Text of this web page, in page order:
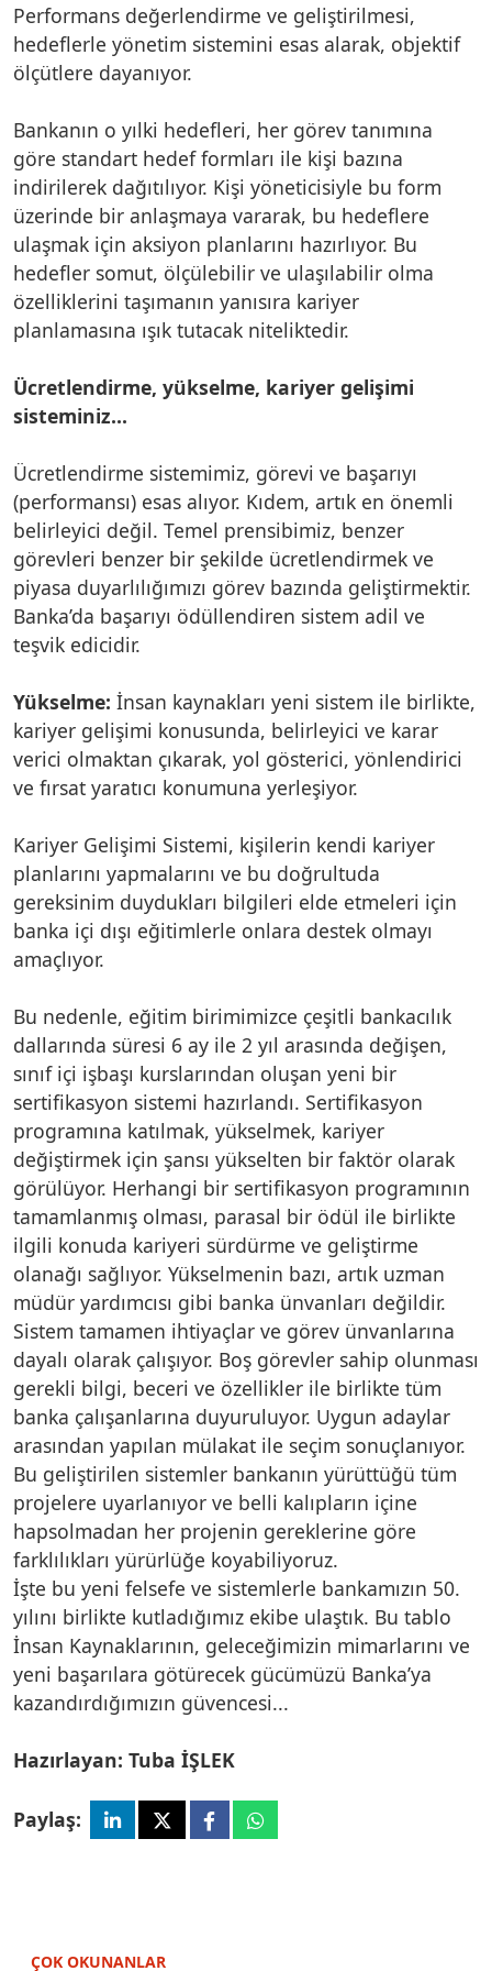
Performans değerlendirme ve geliştirilmesi,
hedeflerle yönetim sistemini esas alarak, objektif
ölçütlere dayanıyor.
Bankanın o yılki hedefleri, her görev tanımına
göre standart hedef formları ile kişi bazına
indirilerek dağıtılıyor. Kişi yöneticisiyle bu form
üzerinde bir anlaşmaya vararak, bu hedeflere
ulaşmak için aksiyon planlarını hazırlıyor. Bu
hedefler somut, ölçülebilir ve ulaşılabilir olma
özelliklerini taşımanın yanısıra kariyer
planlamasına ışık tutacak niteliktedir.
Ücretlendirme, yükselme, kariyer gelişimi
sisteminiz...
Ücretlendirme sistemimiz, görevi ve başarıyı
(performansı) esas alıyor. Kıdem, artık en önemli
belirleyici değil. Temel prensibimiz, benzer
görevleri benzer bir şekilde ücretlendirmek ve
piyasa duyarlılığımızı görev bazında geliştirmektir.
Banka’da başarıyı ödüllendiren sistem adil ve
teşvik edicidir.
Yükselme: İnsan kaynakları yeni sistem ile birlikte,
kariyer gelişimi konusunda, belirleyici ve karar
verici olmaktan çıkarak, yol gösterici, yönlendirici
ve fırsat yaratıcı konumuna yerleşiyor.
Kariyer Gelişimi Sistemi, kişilerin kendi kariyer
planlarını yapmalarını ve bu doğrultuda
gereksinim duydukları bilgileri elde etmeleri için
banka içi dışı eğitimlerle onlara destek olmayı
amaçlıyor.
Bu nedenle, eğitim birimimizce çeşitli bankacılık
dallarında süresi 6 ay ile 2 yıl arasında değişen,
sınıf içi işbaşı kurslarından oluşan yeni bir
sertifikasyon sistemi hazırlandı. Sertifikasyon
programına katılmak, yükselmek, kariyer
değiştirmek için şansı yükselten bir faktör olarak
görülüyor. Herhangi bir sertifikasyon programının
tamamlanmış olması, parasal bir ödül ile birlikte
ilgili konuda kariyeri sürdürme ve geliştirme
olanağı sağlıyor. Yükselmenin bazı, artık uzman
müdür yardımcısı gibi banka ünvanları değildir.
Sistem tamamen ihtiyaçlar ve görev ünvanlarına
dayalı olarak çalışıyor. Boş görevler sahip olunması
gerekli bilgi, beceri ve özellikler ile birlikte tüm
banka çalışanlarına duyuruluyor. Uygun adaylar
arasından yapılan mülakat ile seçim sonuçlanıyor.
Bu geliştirilen sistemler bankanın yürüttüğü tüm
projelere uyarlanıyor ve belli kalıpların içine
hapsolmadan her projenin gereklerine göre
farklılıkları yürürlüğe koyabiliyoruz.
İşte bu yeni felsefe ve sistemlerle bankamızın 50.
yılını birlikte kutladığımız ekibe ulaştık. Bu tablo
İnsan Kaynaklarının, geleceğimizin mimarlarını ve
yeni başarılara götürecek gücümüzü Banka’ya
kazandırdığımızın güvencesi...
Hazırlayan: Tuba İŞLEK
Paylaş:
ÇOK OKUNANLAR